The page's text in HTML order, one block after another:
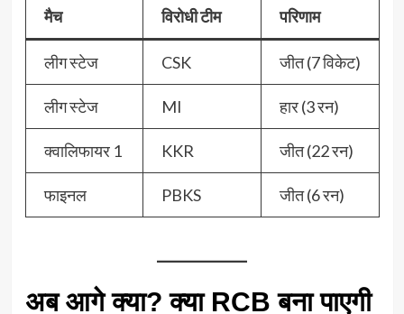
मैच विरोधी टीम परिणाम
लीग स्टेज CSK जीत (7 विकेट)
लीग स्टेज MI हार (3 रन)
क्वालिफायर 1 KKR जीत (22 रन)
फाइनल PBKS जीत (6 रन)
अब आगे क्या? क्या RCB बना पाएगी